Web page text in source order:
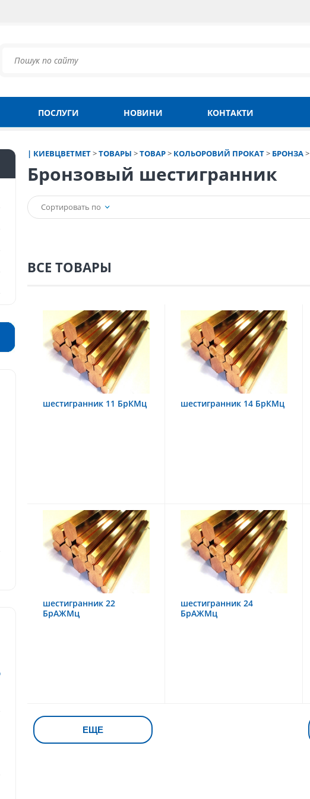
ПОСЛУГИ НОВИНИ КОНТАКТИ
| КИЕВЦВЕТМЕТ>ТОВАРЫ >ТОВАР> КОЛЬОРОВИЙ ПРОКАТ> БРОНЗА>
Бронзовый шестигранник
Сортировать по
ВСЕ ТОВАРЫ
шестигранник 11 БрКМц шестигранник 14 БрКМц
шестигранник 22
БрАЖМц
шестигранник 24
БрАЖМц
ЕЩЕ